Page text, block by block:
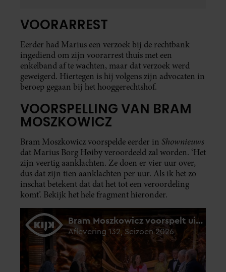
VOORARREST
Eerder had Marius een verzoek bij de rechtbank
ingediend om zijn voorarrest thuis met een
enkelband af te wachten, maar dat verzoek werd
geweigerd. Hiertegen is hij volgens zijn advocaten in
beroep gegaan bij het hooggerechtshof.
VOORSPELLING VAN BRAM
MOSZKOWICZ
Bram Moszkowicz voorspelde eerder in Shownieuws
dat Marius Borg Høiby veroordeeld zal worden. ‘Het
zijn veertig aanklachten. Ze doen er vier uur over,
dus dat zijn tien aanklachten per uur. Als ik het zo
inschat betekent dat dat het tot een veroordeling
komt’. Bekijk het hele fragment hieronder.